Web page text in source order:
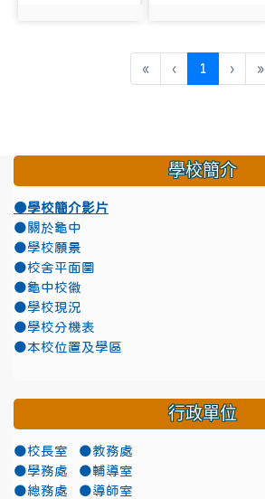
« ‹ 1 (目前頁次)
› »
學校簡介
●學校簡介影片
●關於龜中
●學校願景
●校舍平面圖
●龜中校徽
●學校現況
●學校分機表
●本校位置及學區
行政單位
●校長室
●教務處
●學務處
●輔導室
●總務處
●導師室